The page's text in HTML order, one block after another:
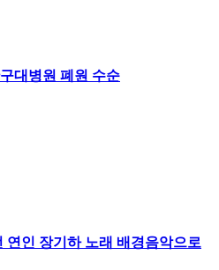
대병원 폐원 수순
연인 장기하 노래 배경음악으로